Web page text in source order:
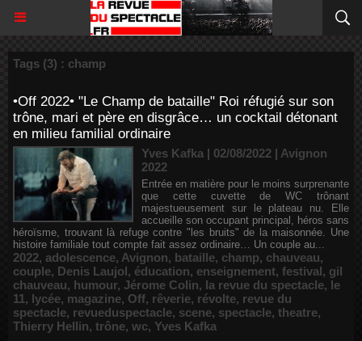
Tags (3) : champ
•Off 2022• "Le Champ de bataille" Roi réfugié sur son
trône, mari et père en disgrâce… un cocktail détonant
en milieu familial ordinaire
Yves Kafka | 02/08/2022 | Avignon
2022
Entrée en matière pour le moins surprenante
que cette cuvette de WC trônant
majestueusement sur le plateau nu. Elle
accueille son occupant principal, héros sans
héroïsme, trouvant là refuge contre "les bruits" de la maisonnée. Une
histoire familiale tout compte fait assez ordinaire… Un couple au...
2022, adolescence, Avignon, bataille, champ, chauveau,
couple, Denis Laujol, éducation, enseignement, festival, gil
chauveau, humour, Jérome Colin, la revue du spectacle, le
11, lycée, magazine, Off, rêverie, révolte, revue du
spectacle, revueduspectacle, scene, spectacle, theatre,
Thierry Hellin, trône, wc, Yves Kafka